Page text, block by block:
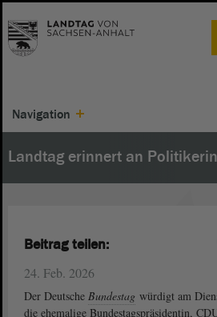
Navigation
Landtag erinnert an
24. Feb. 2026
Der Deutsche Bundestag würdigt am
die ehemalige Bundestagspräsidentin,
Beitrag teilen: